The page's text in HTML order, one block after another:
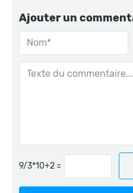
Ajouter un
=